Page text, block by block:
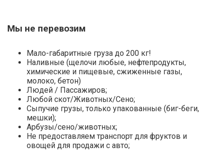
Мы не перевозим
Мало-габаритные груза до 200 кг!
Наливные (щелочи любые, нефтепродукты,
химические и пищевые, сжиженные газы,
молоко, бетон)
Людей / Пассажиров;
Любой скот/Животных/Сено;
Сыпучие грузы, только упакованные (биг-беги,
мешки);
Арбузы/сено/животных;
Не предоставляем транспорт для фруктов и
овощей для продажи с авто;